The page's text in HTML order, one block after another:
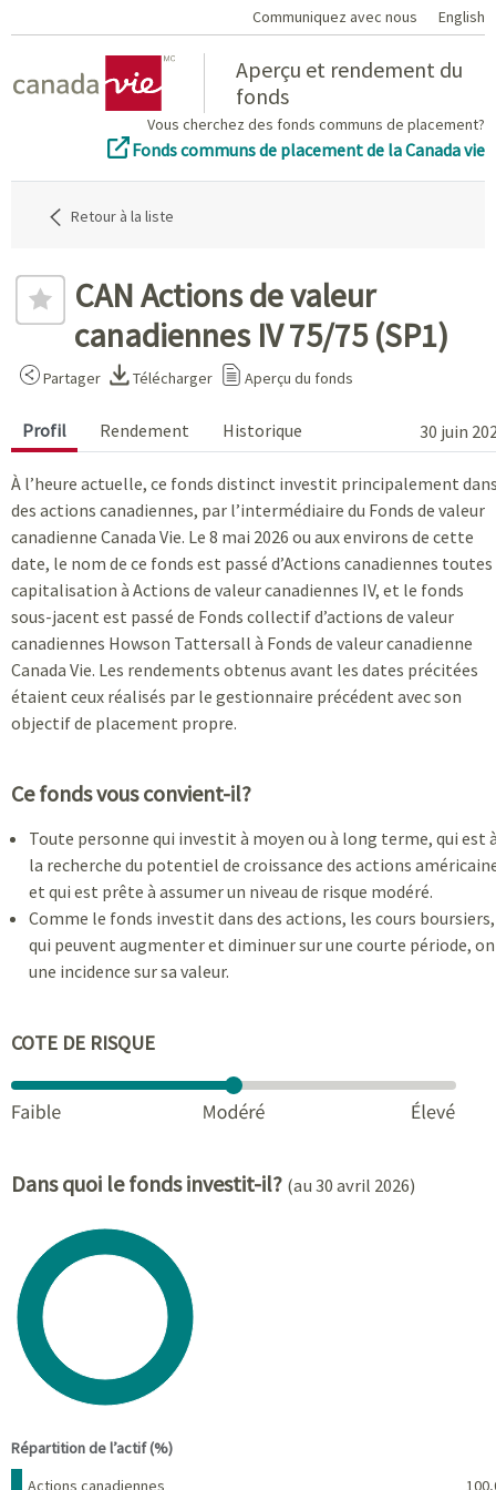
Communiquez avec nous English
Aperçu et rendement du
fonds
Vous cherchez des fonds communs de placement?
Fonds communs de placement de la Canada vie
Retour à la liste
CAN Actions de valeur
canadiennes IV 75/75 (SP1)
Partager Télécharger Aperçu du fonds
Profil Rendement Historique 30 juin
À l’heure actuelle, ce fonds distinct investit principalement
des actions canadiennes, par l’intermédiaire du Fonds de valeur
canadienne Canada Vie. Le 8 mai 2026 ou aux environs de cette
date, le nom de ce fonds est passé d’Actions canadiennes toutes
capitalisation à Actions de valeur canadiennes IV, et le fonds
sous-jacent est passé de Fonds collectif d’actions de valeur
canadiennes Howson Tattersall à Fonds de valeur canadienne
Canada Vie. Les rendements obtenus avant les dates précitées
étaient ceux réalisés par le gestionnaire précédent avec son
objectif de placement propre.
Ce fonds vous convient-il?
Toute personne qui investit à moyen ou à long terme, qui est
la recherche du potentiel de croissance des actions
et qui est prête à assumer un niveau de risque modéré.
Comme le fonds investit dans des actions, les cours boursiers,
qui peuvent augmenter et diminuer sur une courte période,
une incidence sur sa valeur.
COTE DE RISQUE
Dans quoi le fonds investit-il? (au 30 avril 2026)
Chart
Pie chart with 1 slice.
View as data table, Chart
Répartition de l’actif (%)
Nom Pourcentage
Actions canadiennes